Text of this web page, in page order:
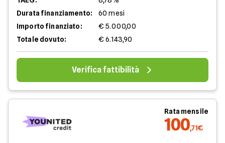
Durata finanziamento:
60 mesi
Importo finanziato:
€ 5.000,00
Totale dovuto:
€ 6.143,90
Verifica fattibilità
Rata mensile
100,71€